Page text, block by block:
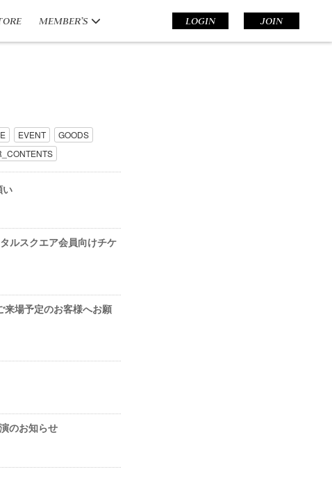
MEMBER’S LOGIN JOIN
EVENT
GOODS
い
ルスクエア会員向けチケ
場予定のお客様へお願
のお知らせ